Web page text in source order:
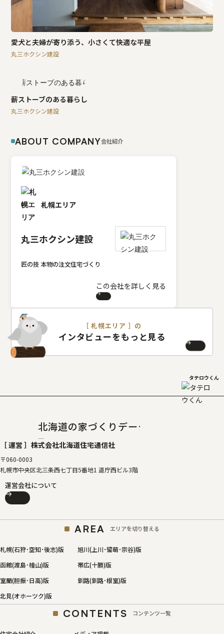
愛犬と夫婦が寄り添う、小さくて快適な平屋
丸三ホクシン建設
薪ストーブのある暮らし
丸三ホクシン建設
ABOUT COMPANY会社紹介
札幌エリア
丸三ホクシン建設
匠の技 本物の注文住宅づくり
この会社を詳しく見る
［ 札幌エリア ］の
インタビューをもっと見る
タテロウくん
北海道の家づくりデータベース
［ 運営 ］ 株式会社北海道住宅通信社
〒060-0003
札幌市中央区北三条西七丁目5番地1 道庁西ビル3階
運営会社について
AREA エリアを切り替える
札幌(石狩･空知･後志)版
旭川(上川･留萌･宗谷)版
函館(渡島･檜山)版
帯広(十勝)版
室蘭(胆振･日高)版
釧路(釧路･根室)版
北見(オホーツク)版
CONTENTS コンテンツ一覧